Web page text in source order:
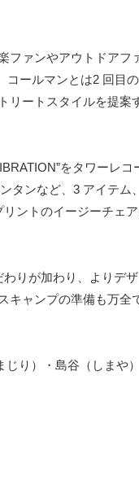
ファンやアウトドアフ
ールマンとは2 回目
リートスタイルを提案
をタワーレ
タンなど、3 アイテム
ントのイージーチェ
りが加わり、よりデ
ャンプの準備も万全
り）・島谷（しまや）